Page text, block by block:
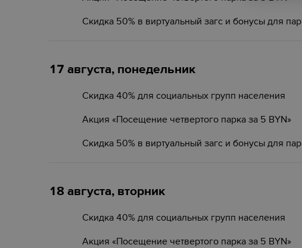
Скидка 50% в виртуальный загс и бонусы для пар
17 августа, понедельник
Скидка 40% для социальных групп населения
Акция «Посещение четвертого парка за 5 BYN»
Скидка 50% в виртуальный загс и бонусы для пар
18 августа, вторник
Скидка 40% для социальных групп населения
Акция «Посещение четвертого парка за 5 BYN»